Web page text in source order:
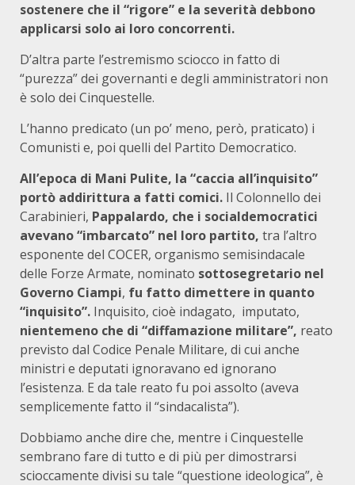
sostenere che il “rigore” e la severità debbono
applicarsi solo ai loro concorrenti.
D’altra parte l’estremismo sciocco in fatto di
“purezza” dei governanti e degli amministratori non
è solo dei Cinquestelle.
L’hanno predicato (un po’ meno, però, praticato) i
Comunisti e, poi quelli del Partito Democratico.
All’epoca di Mani Pulite, la “caccia all’inquisito”
portò addirittura a fatti comici. Il Colonnello dei
Carabinieri, Pappalardo, che i socialdemocratici
avevano “imbarcato” nel loro partito, tra l’altro
esponente del COCER, organismo semisindacale
delle Forze Armate, nominato sottosegretario nel
Governo Ciampi, fu fatto dimettere in quanto
“inquisito”. Inquisito, cioè indagato, imputato,
nientemeno che di “diffamazione militare”, reato
previsto dal Codice Penale Militare, di cui anche
ministri e deputati ignoravano ed ignorano
l’esistenza. E da tale reato fu poi assolto (aveva
semplicemente fatto il “sindacalista”).
Dobbiamo anche dire che, mentre i Cinquestelle
sembrano fare di tutto e di più per dimostrarsi
scioccamente divisi su tale “questione ideologica”, è